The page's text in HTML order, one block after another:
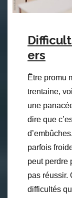
ers
Être promu
trentaine,
une
dire que
parfois
peut perdre
pas réussir.
difficultés